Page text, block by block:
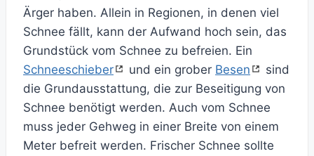
Ärger haben. Allein in Regionen, in denen viel
Schnee fällt, kann der Aufwand hoch sein, das
Grundstück vom Schnee zu befreien. Ein
Schneeschieber
und ein grober Besen
sind
die Grundausstattung, die zur Beseitigung von
Schnee benötigt werden. Auch vom Schnee
muss jeder Gehweg in einer Breite von einem
Meter befreit werden. Frischer Schnee sollte